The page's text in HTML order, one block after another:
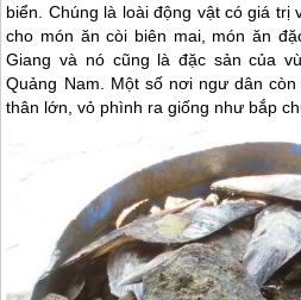
biển. Chúng là loài động vật có giá trị
cho món ăn còi biên mai, món ăn
Giang và nó cũng là đặc sản của
Quảng Nam. Một số nơi ngư dân
thân lớn, vỏ phình ra giống như bắp